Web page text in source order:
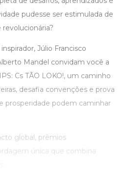
pudesse ser estimulada de
Júlio Francisco
Mandel convidam você a
Cs TÃO LOKO!, um caminho
desafia convenções e prova
prosperidade podem caminhar
global, prêmios
única que combina